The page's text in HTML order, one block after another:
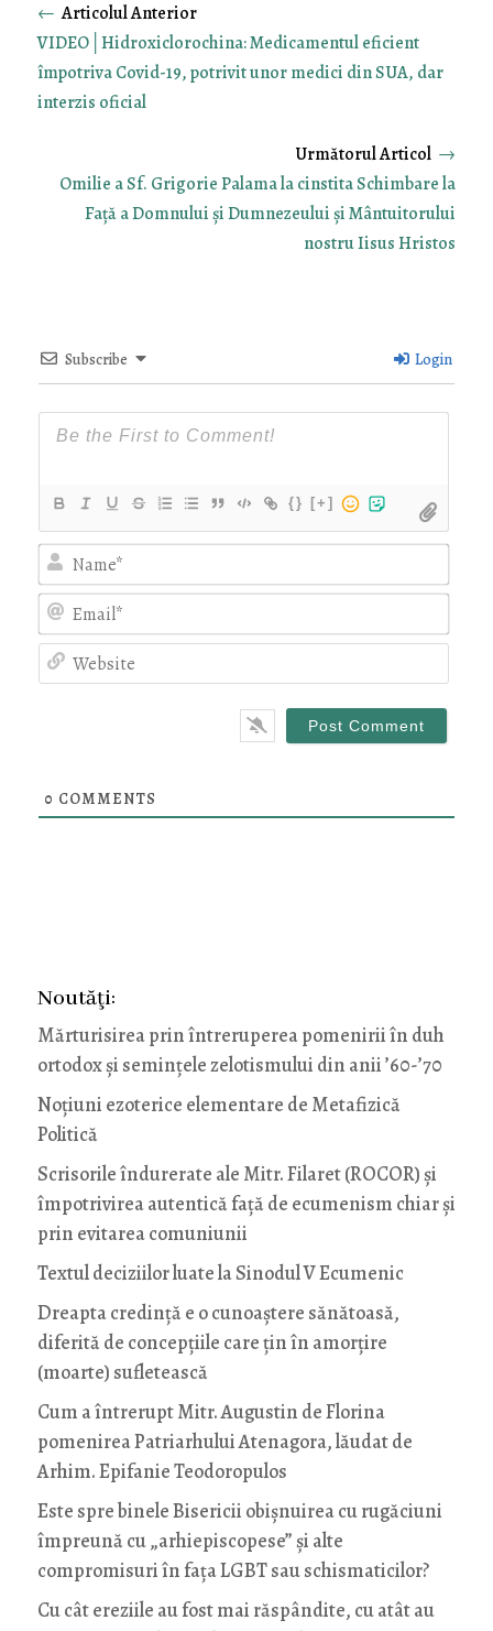
←
VIDEO│Hidroxiclorochina: Medicamentul eficient
împotriva Covid-19, potrivit unor medici din SUA, dar
interzis oficial
Omilie a Sf. Grigorie Palama la cinstita Schimbare la
Față a Domnului și Dumnezeului și Mântuitorului
nostru Iisus Hristos
→
Subscribe Login
{} [+]
0 COMMENTS
Noutăţi:
Mărturisirea prin întreruperea pomenirii în duh
ortodox și semințele zelotismului din anii ’60-’70
Noţiuni ezoterice elementare de Metafizică
Politică
Scrisorile îndurerate ale Mitr. Filaret (ROCOR) și
împotrivirea autentică față de ecumenism chiar și
prin evitarea comuniunii
Textul deciziilor luate la Sinodul V Ecumenic
Dreapta credință e o cunoaștere sănătoasă,
diferită de concepțiile care țin în amorțire
(moarte) sufletească
Cum a întrerupt Mitr. Augustin de Florina
pomenirea Patriarhului Atenagora, lăudat de
Arhim. Epifanie Teodoropulos
Este spre binele Bisericii obișnuirea cu rugăciuni
împreună cu „arhiepiscopese” și alte
compromisuri în fața LGBT sau schismaticilor?
Cu cât ereziile au fost mai răspândite, cu atât au